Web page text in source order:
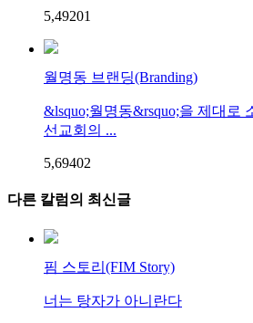
5,49201
월명동 브랜딩(Branding)
&lsquo;월명동&rsquo;을 제대로
선교회의 ...
5,69402
다른 칼럼의 최신글
핌 스토리(FIM Story)
너는 탕자가 아니란다